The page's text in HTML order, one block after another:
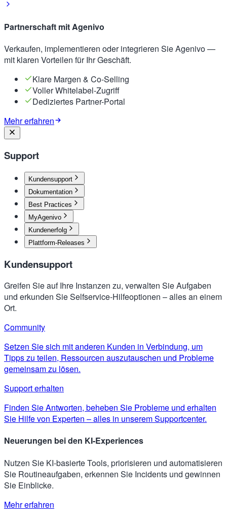
Partnerschaft mit Agenivo
Verkaufen, implementieren oder integrieren Sie Agenivo —
mit klaren Vorteilen für Ihr Geschäft.
Klare Margen & Co-Selling
Voller Whitelabel-Zugriff
Dediziertes Partner-Portal
Mehr erfahren
Support
Kundensupport
Dokumentation
Best Practices
MyAgenivo
Kundenerfolg
Plattform-Releases
Kundensupport
Greifen Sie auf Ihre Instanzen zu, verwalten Sie Aufgaben
und erkunden Sie Selfservice-Hilfeoptionen – alles an einem
Ort.
Community
Setzen Sie sich mit anderen Kunden in Verbindung, um
Tipps zu teilen, Ressourcen auszutauschen und Probleme
gemeinsam zu lösen.
Support erhalten
Finden Sie Antworten, beheben Sie Probleme und erhalten
Sie Hilfe von Experten – alles in unserem Supportcenter.
Neuerungen bei den KI-Experiences
Nutzen Sie KI-basierte Tools, priorisieren und automatisieren
Sie Routineaufgaben, erkennen Sie Incidents und gewinnen
Sie Einblicke.
Mehr erfahren